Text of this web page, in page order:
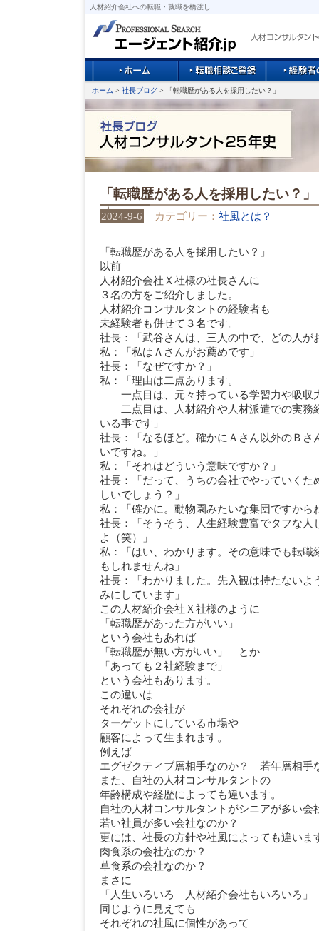
人材紹介会社への転職・就職を橋渡し
ホーム > 社長ブログ > 「転職歴がある人を採用したい？」
「転職歴がある人を採用したい？」
2024-9-6 カテゴリー： 社風とは？
「転職歴がある人を採用したい？」
以前
人材紹介会社Ｘ社様の社長さんに
３名の方をご紹介しました。
人材紹介コンサルタントの経験者も
未経験者も併せて３名です。
社長：「武谷さんは、三人の中で、どの人が
私：「私はＡさんがお薦めです」
社長：「なぜですか？」
私：「理由は二点あります。
一点目は、元々持っている学習力や吸収
二点目は、人材紹介や人材派遣での実務
いる事です」
社長：「なるほど。確かにＡさん以外のＢさ
いですね。」
私：「それはどういう意味ですか？」
社長：「だって、うちの会社でやっていくた
しいでしょう？」
私：「確かに。動物園みたいな集団ですから
社長：「そうそう、人生経験豊富でタフな人
よ（笑）」
私：「はい、わかります。その意味でも転職
もしれませんね」
社長：「わかりました。先入観は持たないよ
みにしています」
この人材紹介会社Ｘ社様のように
「転職歴があった方がいい」
という会社もあれば
「転職歴が無い方がいい」 とか
「あっても２社経験まで」
という会社もあります。
この違いは
それぞれの会社が
ターゲットにしている市場や
顧客によって生まれます。
例えば
エグゼクティブ層相手なのか？ 若年層相
また、自社の人材コンサルタントの
年齢構成や経歴によっても違います。
自社の人材コンサルタントがシニアが多い
若い社員が多い会社なのか？
更には、社長の方針や社風によっても違いま
肉食系の会社なのか？
草食系の会社なのか？
まさに
「人生いろいろ 人材紹介会社もいろいろ
同じように見えても
それぞれの社風に個性があって